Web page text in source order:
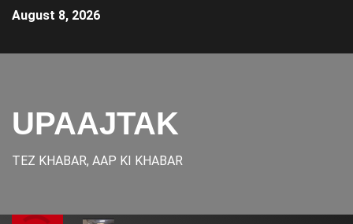
August 8, 2026
UPAAJTAK
TEZ KHABAR, AAP KI KHABAR